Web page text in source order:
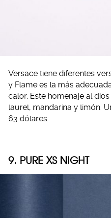
Versace tiene diferentes
y Flame es la más
calor. Este homenaje al
laurel, mandarina y limón.
63 dólares.
9. PURE XS NIGHT